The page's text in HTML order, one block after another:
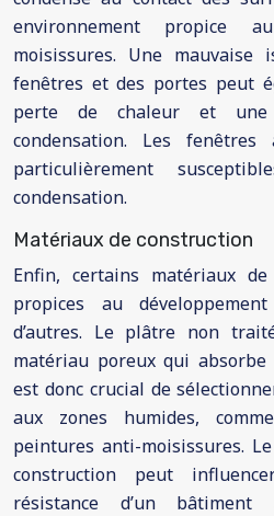
environnement propice
moisissures. Une mauvaise
fenêtres et des portes peut
perte de chaleur et une
condensation. Les
particulièrement
condensation.
Matériaux de construction
Enfin, certains matériaux
propices au
d’autres. Le plâtre non
matériau poreux qui
est donc crucial de
aux zones humides,
peintures anti-moisissures.
construction peut
résistance d’un